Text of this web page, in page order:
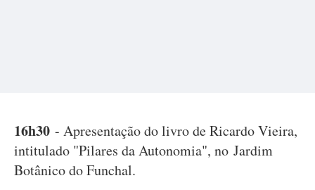
16h30 - Apresentação do livro de Ricardo Vieira,
intitulado "Pilares da Autonomia", no Jardim
Botânico do Funchal.